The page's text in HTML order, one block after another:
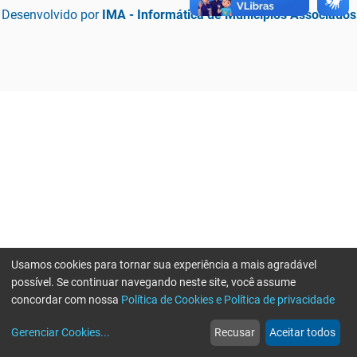
Desenvolvido por IMA - Informática de Municípios Associados
web
Notícias
more_horiz
Mais
Usamos cookies para tornar sua experiência a mais agradável
possível. Se continuar navegando neste site, você assume
concordar com nossa Política de Cookies e Política de privacidade
Gerenciar Cookies... Recusar Aceitar todos
Erro ao enviar informações, por favor tente novamente